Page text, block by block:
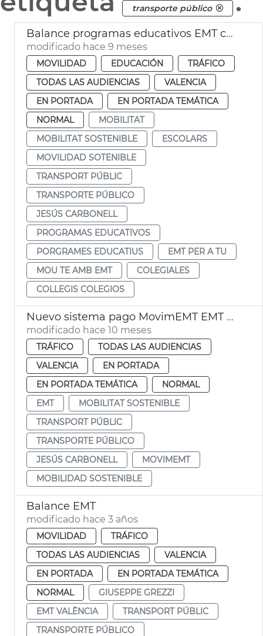
transporte público
Balance programas educativos EMT curso 2024-25
modificado hace 9 meses
MOVILIDAD EDUCACIÓN
TRÁFICO
TODAS LAS AUDIENCIAS
VALENCIA
EN PORTADA
EN PORTADA TEMÁTICA
NORMAL
MOBILITAT
MOBILITAT SOSTENIBLE
ESCOLARS
MOVILIDAD SOTENIBLE
TRANSPORT PÚBLIC
TRANSPORTE PÚBLICO
JESÚS CARBONELL
PROGRAMAS EDUCATIVOS
PORGRAMES EDUCATIUS
EMT PER A TU
MOU TE AMB EMT
COLEGIALES
COLLEGIS COLEGIOS
Nuevo sistema pago MovimEMT EMT València
modificado hace 10 meses
TRÁFICO
TODAS LAS AUDIENCIAS
VALENCIA
EN PORTADA
EN PORTADA TEMÁTICA
NORMAL
EMT
MOBILITAT SOSTENIBLE
TRANSPORT PÚBLIC
TRANSPORTE PÚBLICO
JESÚS CARBONELL
MOVIMEMT
MOBILIDAD SOSTENIBLE
Balance EMT
modificado hace 3 años
MOVILIDAD
TRÁFICO
TODAS LAS AUDIENCIAS
VALENCIA
EN PORTADA
EN PORTADA TEMÁTICA
NORMAL
GIUSEPPE GREZZI
EMT VALÈNCIA
TRANSPORT PÚBLIC
TRANSPORTE PÚBLICO